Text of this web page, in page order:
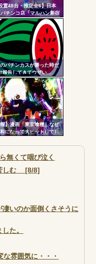
置48台・推定全6】日本
チンコ店「マルハン新宿
ビル店」のマイジャグラ
とんでもない事になるｗｗ
ｗｗｗ
パチンカスが勝った時だ
報告してきてウザい…
】漫画「東京喰種」なぜ
になって大ヒットしてし
無くて咽び泣く
しむ [8/8]
いのか面倒くさそうに
た。
な雰囲気に・・・